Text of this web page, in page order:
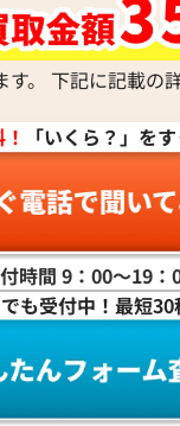
。 下記に記載の
「いくら？」を
時間 9：00〜19：
も受付中！最短30